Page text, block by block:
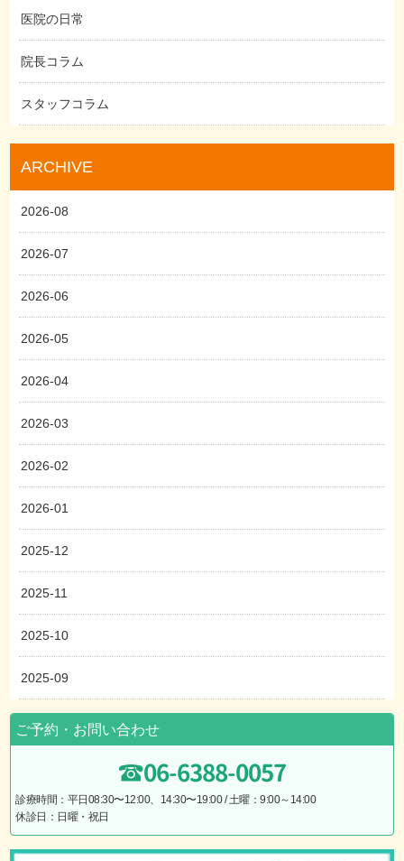
医院の日常
院長コラム
スタッフコラム
ARCHIVE
2026-08
2026-07
2026-06
2026-05
2026-04
2026-03
2026-02
2026-01
2025-12
2025-11
2025-10
2025-09
ご予約・お問い合わせ
06-6388-0057
診療時間：平日08:30〜12:00、14:30〜19:00 / 土曜：9:00～14:00
休診日：日曜・祝日